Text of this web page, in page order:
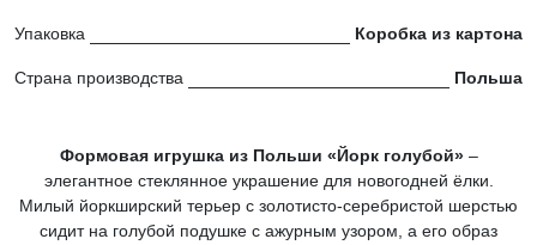
Упаковка Коробка из картона
Страна производства Польша
Формовая игрушка из Польши «Йорк голубой»–
элегантное стеклянное украшение для новогодней ёлки.
Милый йоркширский терьер с золотисто-серебристой шерстью
сидит на голубой подушке с ажурным узором, а его образ